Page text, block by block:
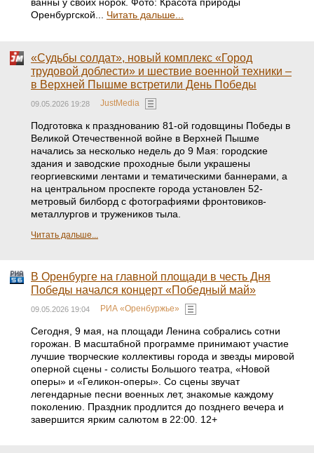
Оренбургской... Читать дальше...
«Судьбы солдат», новый комплекс «Город
трудовой доблести» и шествие военной техники –
в Верхней Пышме встретили День Победы
09.05.2026 19:28 JustMedia
Подготовка к празднованию 81-ой годовщины Победы в
Великой Отечественной войне в Верхней Пышме
начались за несколько недель до 9 Мая: городские
здания и заводские проходные были украшены
георгиевскими лентами и тематическими баннерами, а
на центральном проспекте города установлен 52-
метровый билборд с фотографиями фронтовиков-
металлургов и тружеников тыла.
Читать дальше...
В Оренбурге на главной площади в честь Дня
Победы начался концерт «Победный май»
09.05.2026 19:04 РИА «Оренбуржье»
Сегодня, 9 мая, на площади Ленина собрались сотни
горожан. В масштабной программе принимают участие
лучшие творческие коллективы города и звезды мировой
оперной сцены - солисты Большого театра, «Новой
оперы» и «Геликон-оперы». Со сцены звучат
легендарные песни военных лет, знакомые каждому
поколению. Праздник продлится до позднего вечера и
завершится ярким салютом в 22:00. 12+